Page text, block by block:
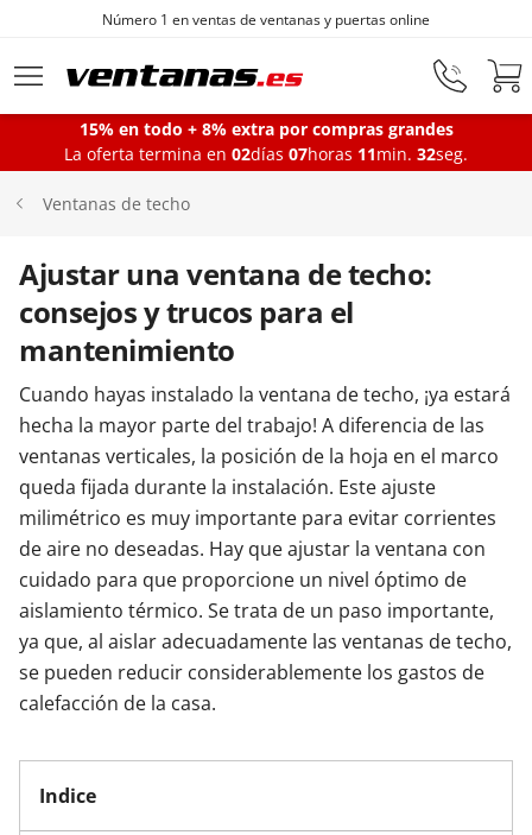
Ir al contenido principal
Número 1 en ventas de ventanas y puertas online
Ventanas
Puertas Entrada
Puertas de garaje
Iniciar sesión
Contacta con nosotros
15% en todo + 8% extra por compras grandes
La oferta termina en 02días 07horas 11min. 32seg.
Ventanas de techo
Ajustar una ventana de techo:
consejos y trucos para el
mantenimiento
Cuando hayas instalado la ventana de techo, ¡ya estará
hecha la mayor parte del trabajo! A diferencia de las
ventanas verticales, la posición de la hoja en el marco
queda fijada durante la instalación. Este ajuste
milimétrico es muy importante para evitar corrientes
de aire no deseadas. Hay que ajustar la ventana con
cuidado para que proporcione un nivel óptimo de
aislamiento térmico. Se trata de un paso importante,
ya que, al aislar adecuadamente las ventanas de techo,
se pueden reducir considerablemente los gastos de
calefacción de la casa.
Indice